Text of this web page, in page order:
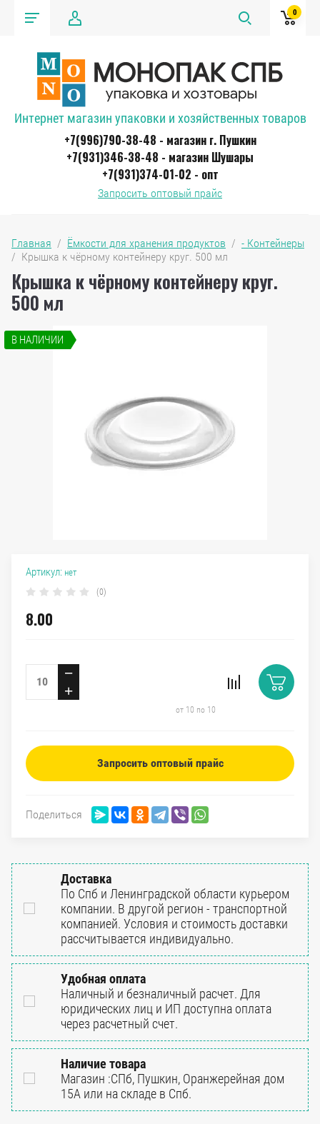
0
Интернет магазин упаковки и хозяйственных товаров
+7(996)790-38-48 - магазин г. Пушкин
+7(931)346-38-48 - магазин Шушары
+7(931)374-01-02 - опт
Запросить оптовый прайс
Главная
  /
Ёмкости для хранения продуктов
  /
- Контейнеры
/  Крышка к чёрному контейнеру круг. 500 мл
Крышка к чёрному контейнеру круг.
500 мл
В НАЛИЧИИ
Артикул: нет
(0)
8.00
−
+
от 10 по 10
Запросить оптовый прайс
Поделиться
Доставка
По Спб и Ленинградской области курьером
компании. В другой регион - транспортной
компанией. Условия и стоимость доставки
рассчитывается индивидуально.
Удобная оплата
Наличный и безналичный расчет. Для
юридических лиц и ИП доступна оплата
через расчетный счет.
Наличие товара
Магазин :СПб, Пушкин, Оранжерейная дом
15А или на складе в Спб.